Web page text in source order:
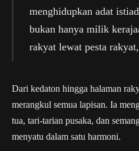
menghidupkan adat
bukan hanya milik
rakyat lewat pesta
Dari kedaton hingga halaman
merangkul semua lapisan. Ia
tua, tari-tarian pusaka, dan
menyatu dalam satu harmoni.